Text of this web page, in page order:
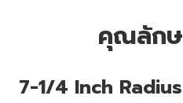
คุณลัก
7-1/4 Inch